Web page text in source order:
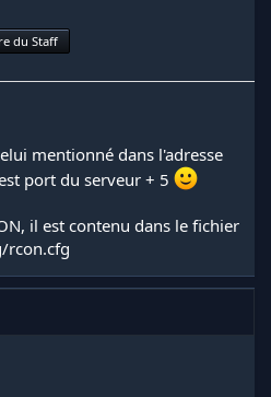
du Staff
mentionné dans l'adresse
port du serveur + 5
il est contenu dans le fichier
rcon.cfg